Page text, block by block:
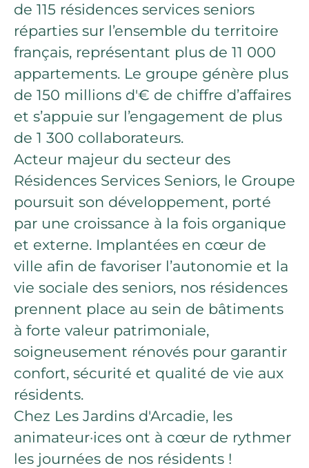
de 115 résidences services seniors
réparties sur l’ensemble du territoire
français, représentant plus de 11 000
appartements. Le groupe génère plus
de 150 millions d'€ de chiffre d’affaires
et s’appuie sur l’engagement de plus
de 1 300 collaborateurs.
Acteur majeur du secteur des
Résidences Services Seniors, le Groupe
poursuit son développement, porté
par une croissance à la fois organique
et externe. Implantées en cœur de
ville afin de favoriser l’autonomie et la
vie sociale des seniors, nos résidences
prennent place au sein de bâtiments
à forte valeur patrimoniale,
soigneusement rénovés pour garantir
confort, sécurité et qualité de vie aux
résidents.
Chez Les Jardins d'Arcadie, les
animateur·ices ont à cœur de rythmer
les journées de nos résidents !